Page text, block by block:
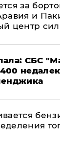
за
и
центр
СБС